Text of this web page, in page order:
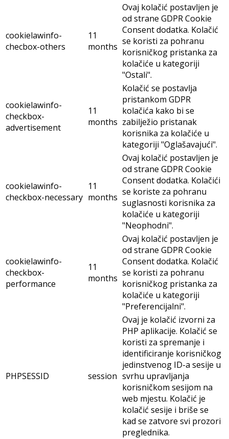
cookielawinfo-
checbox-others
11
months
Ovaj kolačić postavljen je
od strane GDPR Cookie
Consent dodatka. Kolačić
se koristi za pohranu
korisničkog pristanka za
kolačiće u kategoriji
"Ostali".
cookielawinfo-
checkbox-
advertisement
11
months
Kolačić se postavlja
pristankom GDPR
kolačića kako bi se
zabilježio pristanak
korisnika za kolačiće u
kategoriji "Oglašavajući".
cookielawinfo-
checkbox-necessary
11
months
Ovaj kolačić postavljen je
od strane GDPR Cookie
Consent dodatka. Kolačići
se koriste za pohranu
suglasnosti korisnika za
kolačiće u kategoriji
"Neophodni".
cookielawinfo-
checkbox-
performance
11
months
Ovaj kolačić postavljen je
od strane GDPR Cookie
Consent dodatka. Kolačić
se koristi za pohranu
korisničkog pristanka za
kolačiće u kategoriji
"Preferencijalni".
PHPSESSID session
Ovaj je kolačić izvorni za
PHP aplikacije. Kolačić se
koristi za spremanje i
identificiranje korisničkog
jedinstvenog ID-a sesije u
svrhu upravljanja
korisničkom sesijom na
web mjestu. Kolačić je
kolačić sesije i briše se
kad se zatvore svi prozori
preglednika.